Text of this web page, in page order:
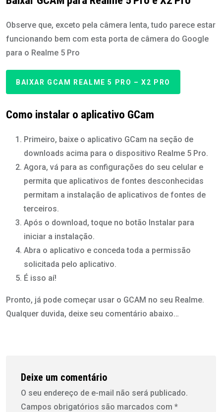
Observe que, exceto pela câmera lenta, tudo parece estar
funcionando bem com esta porta de câmera do Google
para o Realme 5 Pro
BAIXAR GCAM REALME 5 PRO – X2 PRO
Como instalar o aplicativo GCam
Primeiro, baixe o aplicativo GCam na seção de
downloads acima para o dispositivo Realme 5 Pro.
Agora, vá para as configurações do seu celular e
permita que aplicativos de fontes desconhecidas
permitam a instalação de aplicativos de fontes de
terceiros.
Após o download, toque no botão Instalar para
iniciar a instalação.
Abra o aplicativo e conceda toda a permissão
solicitada pelo aplicativo.
É isso aí!
Pronto, já pode começar usar o GCAM no seu Realme.
Qualquer duvida, deixe seu comentário abaixo…
Deixe um comentário
O seu endereço de e-mail não será publicado.
Campos obrigatórios são marcados com *